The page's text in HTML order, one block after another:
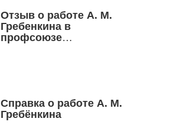
Отзыв о работе А. М.
Гребенкина в
профсоюзе
Справка о работе А. М.
Гребёнкина